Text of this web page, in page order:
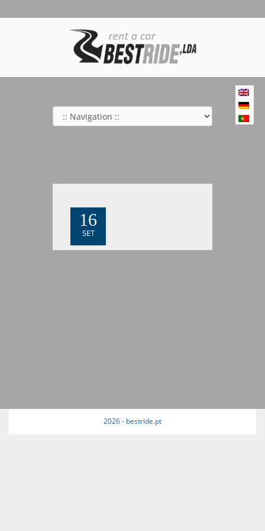
16
SET
2026 - bestride.pt